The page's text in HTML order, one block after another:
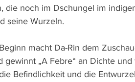
die noch im Dschungel im
seine Wurzeln.
macht Da-Rin dem
„A Febre“ an Dichte
Befindlichkeit und die